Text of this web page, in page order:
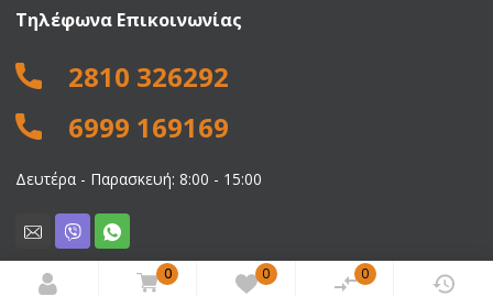
0 0 0
Τηλέφωνα Επικοινωνίας
2810 326292
6999 169169
Δευτέρα - Παρασκευή: 8:00 - 15:00
© 2026 Νικολαΐδης Ιωάννης. All rights reserved.